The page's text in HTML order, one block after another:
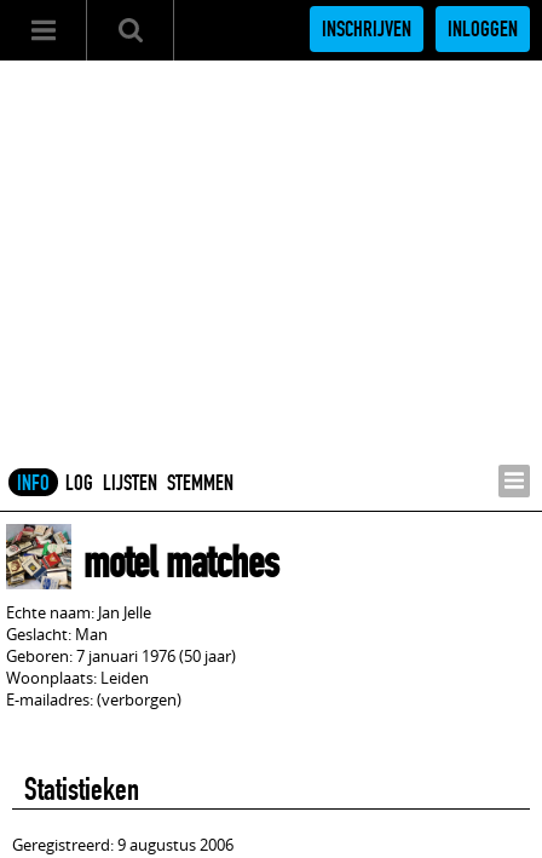
INSCHRIJVEN INLOGGEN
INFO LOG LIJSTEN STEMMEN
motel matches
Echte naam: Jan Jelle
Geslacht: Man
Geboren: 7 januari 1976 (50 jaar)
Woonplaats: Leiden
E-mailadres: (verborgen)
Statistieken
Geregistreerd: 9 augustus 2006